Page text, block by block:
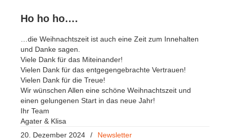
Ho ho ho….
…die Weihnachtszeit ist auch eine Zeit zum Innehalten
und Danke sagen.
Viele Dank für das Miteinander!
Vielen Dank für das entgegengebrachte Vertrauen!
Vielen Dank für die Treue!
Wir wünschen Allen eine schöne Weihnachtszeit und
einen gelungenen Start in das neue Jahr!
Ihr Team
Agater & Klisa
20. Dezember 2024
/ Newsletter